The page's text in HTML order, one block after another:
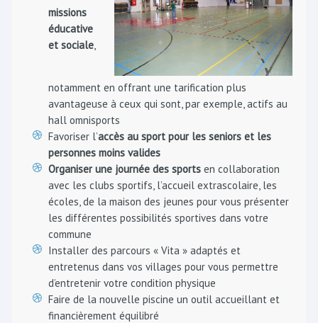
missions
éducative
et sociale
notamment en offrant une tarification plus
avantageuse à ceux qui sont, par exemple, actifs au
hall omnisports
Favoriser l’accès au sport pour les seniors et les
personnes moins valides
Organiser une journée des sports en collaboration
avec les clubs sportifs, l’accueil extrascolaire, les
écoles, de la maison des jeunes pour vous présenter
les différentes possibilités sportives dans votre
commune
Installer des parcours « Vita » adaptés et
entretenus dans vos villages pour vous permettre
d’entretenir votre condition physique
Faire de la nouvelle piscine un outil accueillant et
financièrement équilibré